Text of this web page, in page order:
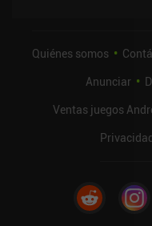
Quiénes somos
Anunciar
Ventas juegos